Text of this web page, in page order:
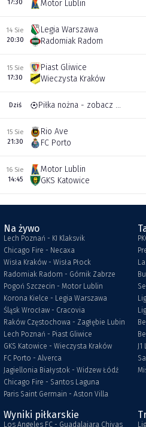
17:30
Motor Lublin
14 Sie
20:30
Legia Warszawa
Radomiak Radom
15 Sie
17:30
Piast Gliwice
Wieczysta Kraków
Dziś Piłka nożna - zobacz inne transmisje
15 Sie
21:30
Rio Ave
FC Porto
16 Sie
14:45
Motor Lublin
GKS Katowice
Na żywo
Lech Poznań - KI Klaksvik
Chicago Fire - Necaxa
Wisła Kraków - Wisła Płock
Radomiak Radom - Górnik Zabrze
Pogoń Szczecin - Motor Lublin
Korona Kielce - Legia Warszawa
Śląsk Wrocław - Cracovia
Raków Częstochowa - Zagłębie Lubin
Lech Poznań - Piast Gliwice
GKS Katowice - Wieczysta Kraków
FC Porto - Alverca
Jagiellonia Białystok - Widzew Łódź
Chicago Fire - Santos Laguna
Paris Saint Germain - Aston Villa
Wyniki piłkarskie
Los Angeles FC - Guadalajara Chivas